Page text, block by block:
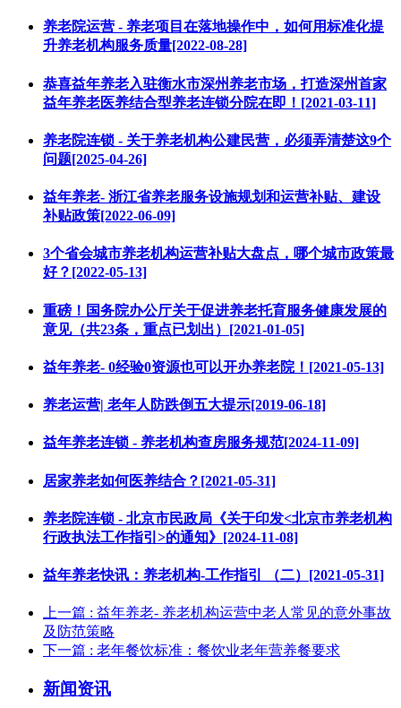
养老院运营 - 养老项目在落地操作中，如何用标准化提
升养老机构服务质量[2022-08-28]
恭喜益年养老入驻衡水市深州养老市场，打造深州首家
益年养老医养结合型养老连锁分院在即！[2021-03-11]
养老院连锁 - 关于养老机构公建民营，必须弄清楚这9个
问题[2025-04-26]
益年养老- 浙江省养老服务设施规划和运营补贴、建设
补贴政策[2022-06-09]
3个省会城市养老机构运营补贴大盘点，哪个城市政策最
好？[2022-05-13]
重磅！国务院办公厅关于促进养老托育服务健康发展的
意见（共23条，重点已划出）[2021-01-05]
益年养老- 0经验0资源也可以开办养老院！[2021-05-13]
养老运营| 老年人防跌倒五大提示[2019-06-18]
益年养老连锁 - 养老机构查房服务规范[2024-11-09]
居家养老如何医养结合？[2021-05-31]
养老院连锁 - 北京市民政局《关于印发<北京市养老机构
行政执法工作指引>的通知》[2024-11-08]
益年养老快讯：养老机构-工作指引 （二）[2021-05-31]
上一篇 : 益年养老- 养老机构运营中老人常见的意外事故
及防范策略
下一篇 : 老年餐饮标准：餐饮业老年营养餐要求
新闻资讯